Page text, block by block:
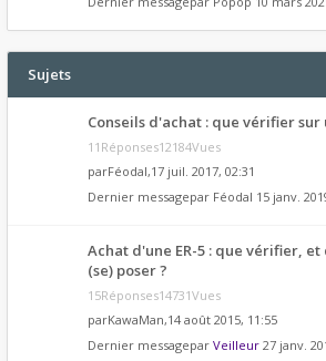
Sujets
Conseils d'achat : que vérifier sur
11Réponses12184Vues
parFéodal,17 juil. 2017, 02:31
Dernier messagepar Féodal 15 janv.
Achat d'une ER-5 : que vérifier,
(se) poser ?
15Réponses14731Vues
parKawaMan,14 août 2015, 11:55
Dernier messagepar Veilleur 27 janv.